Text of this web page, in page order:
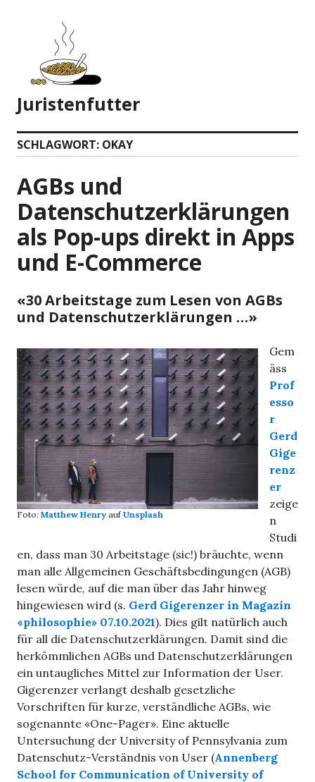
springen
Juristenfutter
SCHLAGWORT: OKAY
AGBs und
Datenschutzerklärungen
als Pop-ups direkt in Apps
und E-Commerce
«30 Arbeitstage zum Lesen von AGBs
und Datenschutzerklärungen …»
Foto: Matthew Henry aufUnsplash
Gem
äss
Prof
esso
r
Gerd
Gige
renz
er
zeige
n
Studi
en, dass man 30 Arbeitstage (sic!) bräuchte, wenn
man alle Allgemeinen Geschäftsbedingungen (AGB)
lesen würde, auf die man über das Jahr hinweg
hingewiesen wird (s. Gerd Gigerenzer in Magazin
«philosophie» 07.10.2021). Dies gilt natürlich auch
für all die Datenschutzerklärungen. Damit sind die
herkömmlichen AGBs und Datenschutzerklärungen
ein untaugliches Mittel zur Information der User.
Gigerenzer verlangt deshalb gesetzliche
Vorschriften für kurze, verständliche AGBs, wie
sogenannte «One-Pager». Eine aktuelle
Untersuchung der University of Pennsylvania zum
Datenschutz-Verständnis von User (Annenberg
School for Communication of University of